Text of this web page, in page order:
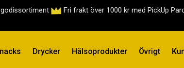
Fri frakt över 1000 kr med PickUp
Drycker Hälsoprodukter Övrigt